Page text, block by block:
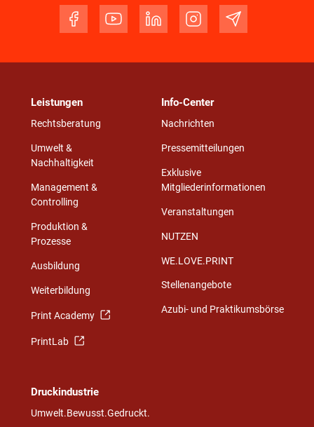
Leistungen
Rechtsberatung
Umwelt &
Nachhaltigkeit
Management &
Controlling
Produktion &
Prozesse
Ausbildung
Weiterbildung
Print Academy
PrintLab
Info-Center
Nachrichten
Pressemitteilungen
Exklusive
Mitgliederinformationen
Veranstaltungen
NUTZEN
WE.LOVE.PRINT
Stellenangebote
Azubi- und Praktikumsbörse
Druckindustrie
Umwelt.Bewusst.Gedruckt.